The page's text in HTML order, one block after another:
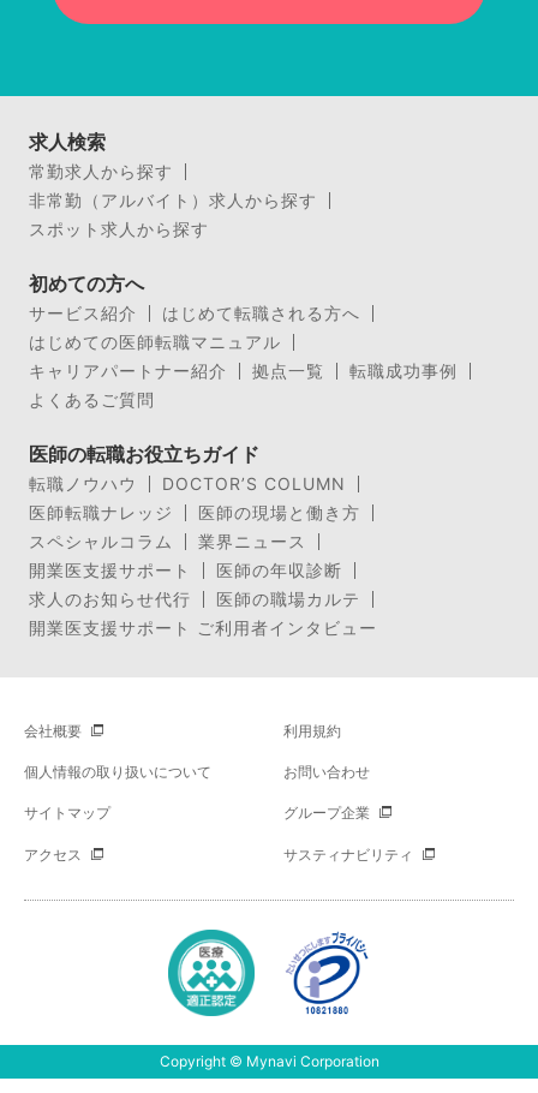
求人検索
常勤求人から探す
非常勤（アルバイト）求人から探す
スポット求人から探す
初めての方へ
サービス紹介
はじめて転職される方へ
はじめての医師転職マニュアル
キャリアパートナー紹介
拠点一覧
転職成功事例
よくあるご質問
医師の転職お役立ちガイド
転職ノウハウ
DOCTOR’S COLUMN
医師転職ナレッジ
医師の現場と働き方
スペシャルコラム
業界ニュース
開業医支援サポート
医師の年収診断
求人のお知らせ代行
医師の職場カルテ
開業医支援サポート ご利用者インタビュー
会社概要 利用規約
個人情報の取り扱いについて お問い合わせ
サイトマップ グループ企業
アクセス サスティナビリティ
Copyright © Mynavi Corporation